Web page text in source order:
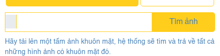
Tìm ảnh
Hãy tải lên một tấm ảnh khuôn mặt, hệ thống sẽ tìm và trả về tất cả
những hình ảnh có khuôn mặt đó.